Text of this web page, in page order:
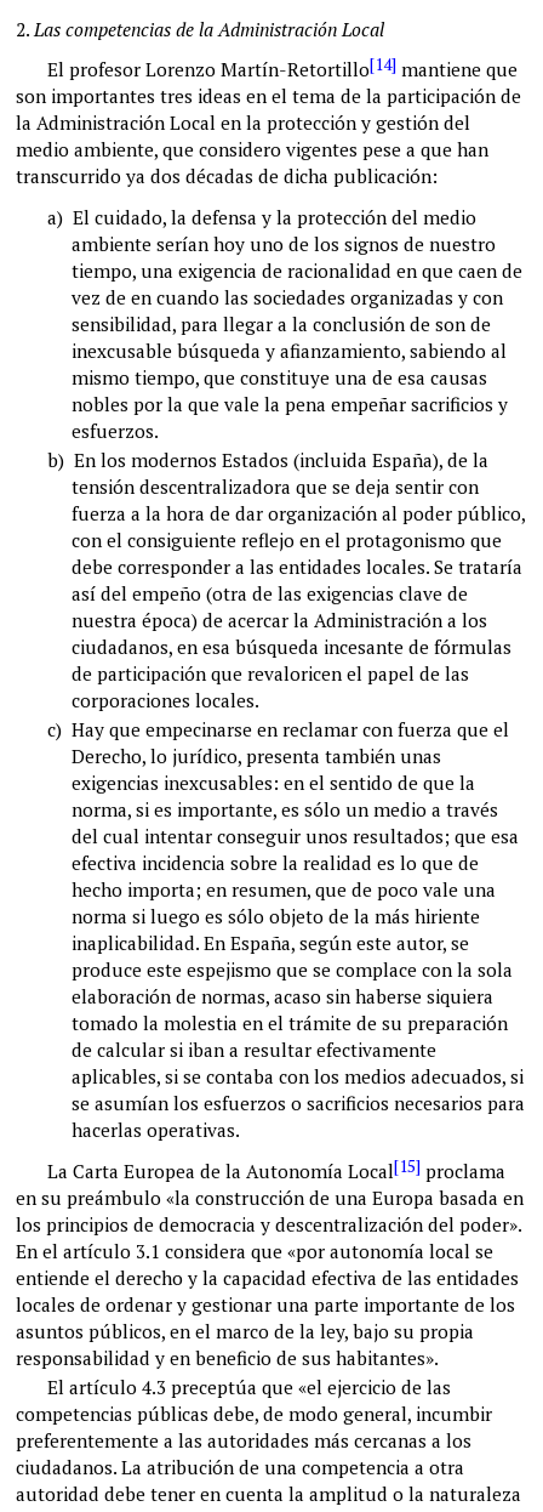
2.Las competencias de la Administración Local
El profesor Lorenzo Martín-Retortillo[14] mantiene que
son importantes tres ideas en el tema de la participación de
la Administración Local en la protección y gestión del
medio ambiente, que considero vigentes pese a que han
transcurrido ya dos décadas de dicha publicación:
a) El cuidado, la defensa y la protección del medio
ambiente serían hoy uno de los signos de nuestro
tiempo, una exigencia de racionalidad en que caen de
vez de en cuando las sociedades organizadas y con
sensibilidad, para llegar a la conclusión de son de
inexcusable búsqueda y afianzamiento, sabiendo al
mismo tiempo, que constituye una de esa causas
nobles por la que vale la pena empeñar sacrificios y
esfuerzos.
b) En los modernos Estados (incluida España), de la
tensión descentralizadora que se deja sentir con
fuerza a la hora de dar organización al poder público,
con el consiguiente reflejo en el protagonismo que
debe corresponder a las entidades locales. Se trataría
así del empeño (otra de las exigencias clave de
nuestra época) de acercar la Administración a los
ciudadanos, en esa búsqueda incesante de fórmulas
de participación que revaloricen el papel de las
corporaciones locales.
c) Hay que empecinarse en reclamar con fuerza que el
Derecho, lo jurídico, presenta también unas
exigencias inexcusables: en el sentido de que la
norma, si es importante, es sólo un medio a través
del cual intentar conseguir unos resultados; que esa
efectiva incidencia sobre la realidad es lo que de
hecho importa; en resumen, que de poco vale una
norma si luego es sólo objeto de la más hiriente
inaplicabilidad. En España, según este autor, se
produce este espejismo que se complace con la sola
elaboración de normas, acaso sin haberse siquiera
tomado la molestia en el trámite de su preparación
de calcular si iban a resultar efectivamente
aplicables, si se contaba con los medios adecuados, si
se asumían los esfuerzos o sacrificios necesarios para
hacerlas operativas.
La Carta Europea de la Autonomía Local[15] proclama
en su preámbulo «la construcción de una Europa basada en
los principios de democracia y descentralización del poder».
En el artículo 3.1 considera que «por autonomía local se
entiende el derecho y la capacidad efectiva de las entidades
locales de ordenar y gestionar una parte importante de los
asuntos públicos, en el marco de la ley, bajo su propia
responsabilidad y en beneficio de sus habitantes».
El artículo 4.3 preceptúa que «el ejercicio de las
competencias públicas debe, de modo general, incumbir
preferentemente a las autoridades más cercanas a los
ciudadanos. La atribución de una competencia a otra
autoridad debe tener en cuenta la amplitud o la naturaleza